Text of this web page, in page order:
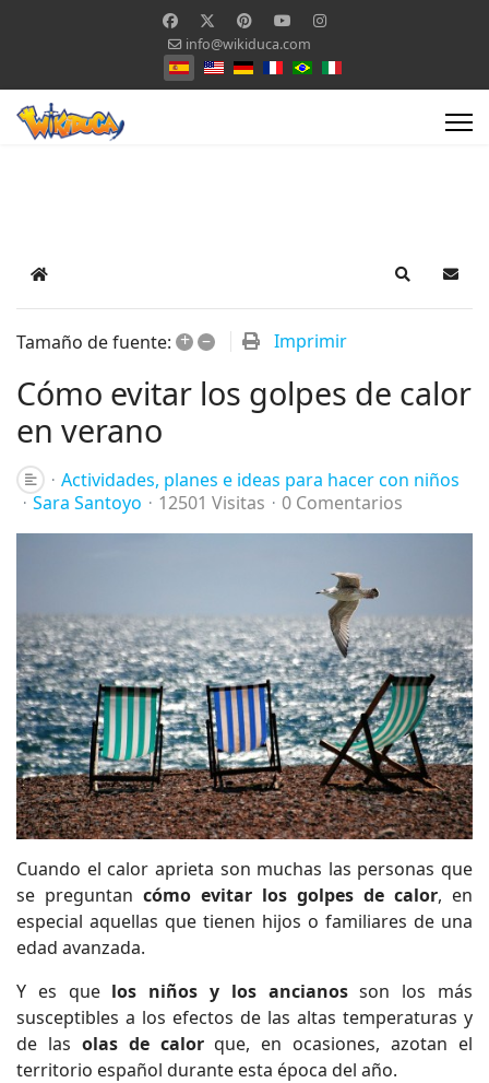
info@wikiduca.com
Seleccione su idioma
Home Search
Tamaño de fuente: + – Imprimir
Cómo evitar los golpes de calor
en verano
Actividades, planes e ideas para hacer con niños
Sara Santoyo
12501 Visitas 0 Comentarios
Cuando el calor aprieta son muchas las personas que
se preguntan cómo evitar los golpes de calor, en
especial aquellas que tienen hijos o familiares de una
edad avanzada.
Y es que los niños y los ancianosson los más
susceptibles a los efectos de las altas temperaturas y
de las olas de calorque, en ocasiones, azotan el
territorio español durante esta época del año.